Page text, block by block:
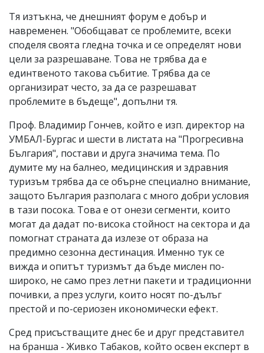
Тя изтъкна, че днешният форум е добър и
навременен. "Обобщават се проблемите, всеки
споделя своята гледна точка и се определят нови
цели за разрешаване. Това не трябва да е
единтвеното такова събитие. Трябва да се
организират често, за да се разрешават
проблемите в бъдеще", допълни тя.
Проф. Владимир Гончев, който е изп. директор на
УМБАЛ-Бургас и шести в листата на "Прогресивна
България", постави и друга значима тема. По
думите му на балнео, медицинския и здравния
туризъм трябва да се обърне специално внимание,
защото България разполага с много добри условия
в тази посока. Това е от онези сегменти, които
могат да дадат по-висока стойност на сектора и да
помогнат страната да излезе от образа на
предимно сезонна дестинация. Именно тук се
вижда и опитът туризмът да бъде мислен по-
широко, не само през летни пакети и традиционни
почивки, а през услуги, които носят по-дълъг
престой и по-сериозен икономически ефект.
Сред присъстващите днес бе и друг представител
на бранша - Живко Табаков, който освен експерт в